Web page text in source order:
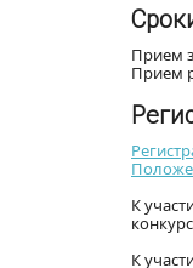
Прием
Прием
К
К